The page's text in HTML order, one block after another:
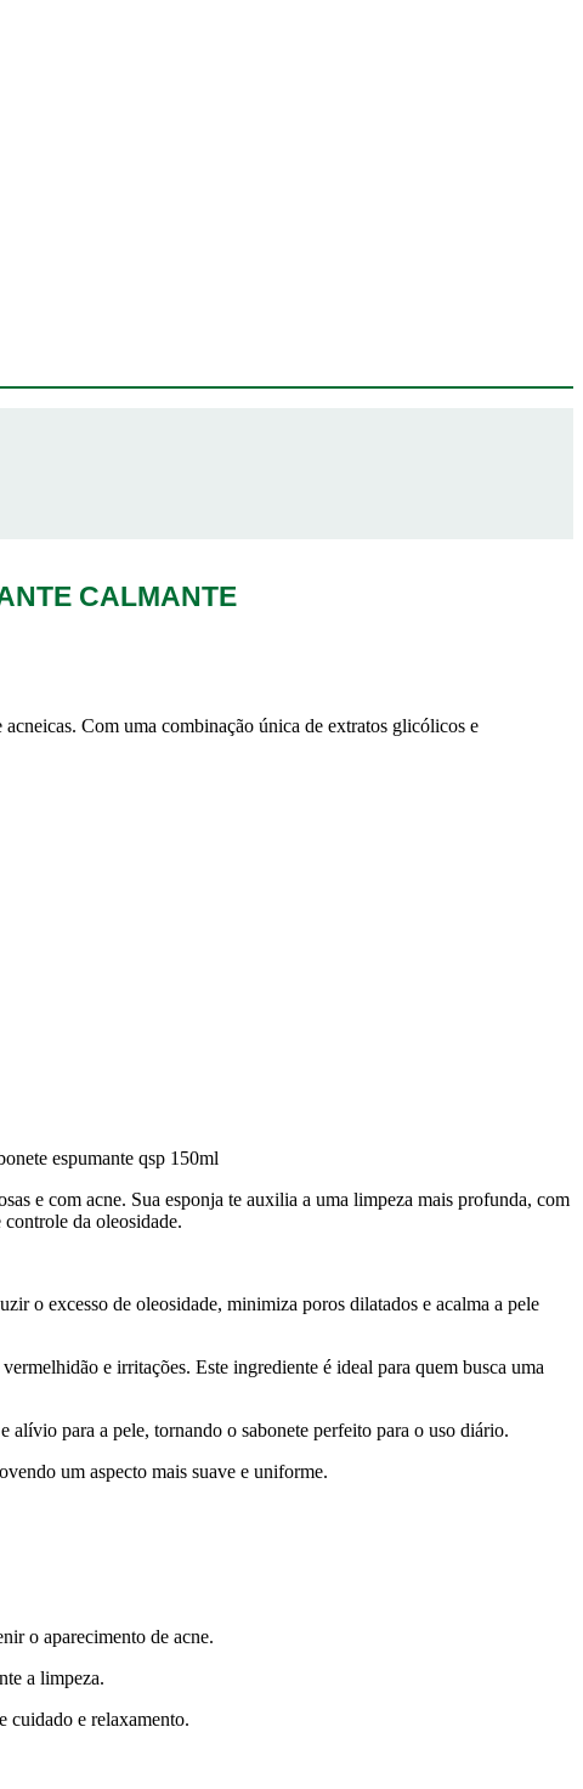
CALMANTE
Com uma combinação única de extratos glicólicos e
espumante qsp 150ml
e com acne. Sua esponja te auxilia a uma limpeza mais profunda, com
da oleosidade.
o excesso de oleosidade, minimiza poros dilatados e acalma a pele
e irritações. Este ingrediente é ideal para quem busca uma
para a pele, tornando o sabonete perfeito para o uso diário.
um aspecto mais suave e uniforme.
o aparecimento de acne.
a limpeza.
cuidado e relaxamento.